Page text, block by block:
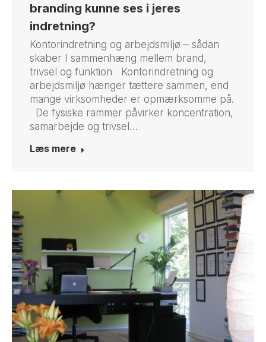
branding kunne ses i jeres
indretning?
Kontorindretning og arbejdsmiljø – sådan
skaber I sammenhæng mellem brand,
trivsel og funktion Kontorindretning og
arbejdsmiljø hænger tættere sammen, end
mange virksomheder er opmærksomme på.
De fysiske rammer påvirker koncentration,
samarbejde og trivsel…
Læs mere